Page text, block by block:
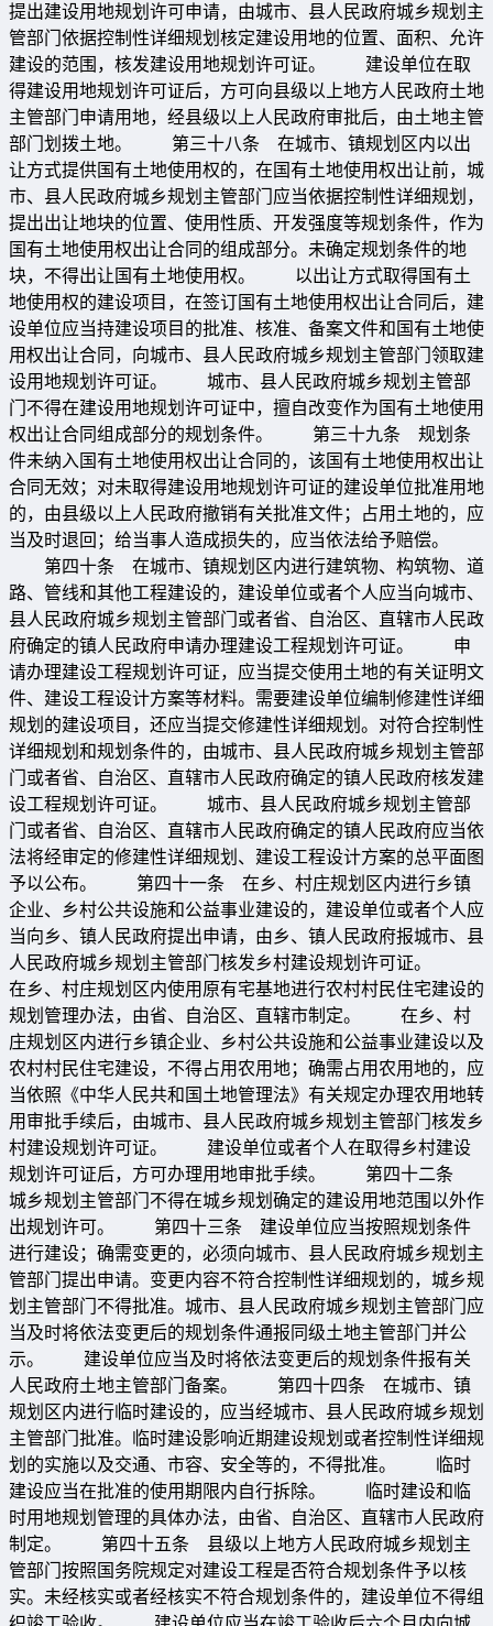
提出建设用地规划许可申请，由城市、县人民政府城乡规划主
管部门依据控制性详细规划核定建设用地的位置、面积、允许
建设的范围，核发建设用地规划许可证。 建设单位在取
得建设用地规划许可证后，方可向县级以上地方人民政府土地
主管部门申请用地，经县级以上人民政府审批后，由土地主管
部门划拨土地。 第三十八条 在城市、镇规划区内以出
让方式提供国有土地使用权的，在国有土地使用权出让前，城
市、县人民政府城乡规划主管部门应当依据控制性详细规划，
提出出让地块的位置、使用性质、开发强度等规划条件，作为
国有土地使用权出让合同的组成部分。未确定规划条件的地
块，不得出让国有土地使用权。 以出让方式取得国有土
地使用权的建设项目，在签订国有土地使用权出让合同后，建
设单位应当持建设项目的批准、核准、备案文件和国有土地使
用权出让合同，向城市、县人民政府城乡规划主管部门领取建
设用地规划许可证。 城市、县人民政府城乡规划主管部
门不得在建设用地规划许可证中，擅自改变作为国有土地使用
权出让合同组成部分的规划条件。 第三十九条 规划条
件未纳入国有土地使用权出让合同的，该国有土地使用权出让
合同无效；对未取得建设用地规划许可证的建设单位批准用地
的，由县级以上人民政府撤销有关批准文件；占用土地的，应
当及时退回；给当事人造成损失的，应当依法给予赔偿。
第四十条 在城市、镇规划区内进行建筑物、构筑物、道
路、管线和其他工程建设的，建设单位或者个人应当向城市、
县人民政府城乡规划主管部门或者省、自治区、直辖市人民政
府确定的镇人民政府申请办理建设工程规划许可证。 申
请办理建设工程规划许可证，应当提交使用土地的有关证明文
件、建设工程设计方案等材料。需要建设单位编制修建性详细
规划的建设项目，还应当提交修建性详细规划。对符合控制性
详细规划和规划条件的，由城市、县人民政府城乡规划主管部
门或者省、自治区、直辖市人民政府确定的镇人民政府核发建
设工程规划许可证。 城市、县人民政府城乡规划主管部
门或者省、自治区、直辖市人民政府确定的镇人民政府应当依
法将经审定的修建性详细规划、建设工程设计方案的总平面图
予以公布。 第四十一条 在乡、村庄规划区内进行乡镇
企业、乡村公共设施和公益事业建设的，建设单位或者个人应
当向乡、镇人民政府提出申请，由乡、镇人民政府报城市、县
人民政府城乡规划主管部门核发乡村建设规划许可证。
在乡、村庄规划区内使用原有宅基地进行农村村民住宅建设的
规划管理办法，由省、自治区、直辖市制定。 在乡、村
庄规划区内进行乡镇企业、乡村公共设施和公益事业建设以及
农村村民住宅建设，不得占用农用地；确需占用农用地的，应
当依照《中华人民共和国土地管理法》有关规定办理农用地转
用审批手续后，由城市、县人民政府城乡规划主管部门核发乡
村建设规划许可证。 建设单位或者个人在取得乡村建设
规划许可证后，方可办理用地审批手续。 第四十二条
城乡规划主管部门不得在城乡规划确定的建设用地范围以外作
出规划许可。 第四十三条 建设单位应当按照规划条件
进行建设；确需变更的，必须向城市、县人民政府城乡规划主
管部门提出申请。变更内容不符合控制性详细规划的，城乡规
划主管部门不得批准。城市、县人民政府城乡规划主管部门应
当及时将依法变更后的规划条件通报同级土地主管部门并公
示。 建设单位应当及时将依法变更后的规划条件报有关
人民政府土地主管部门备案。 第四十四条 在城市、镇
规划区内进行临时建设的，应当经城市、县人民政府城乡规划
主管部门批准。临时建设影响近期建设规划或者控制性详细规
划的实施以及交通、市容、安全等的，不得批准。 临时
建设应当在批准的使用期限内自行拆除。 临时建设和临
时用地规划管理的具体办法，由省、自治区、直辖市人民政府
制定。 第四十五条 县级以上地方人民政府城乡规划主
管部门按照国务院规定对建设工程是否符合规划条件予以核
实。未经核实或者经核实不符合规划条件的，建设单位不得组